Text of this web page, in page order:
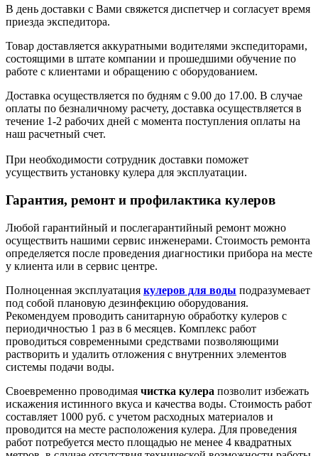
В день доставки с Вами свяжется диспетчер и согласует время
приезда экспедитора.
Товар доставляется аккуратными водителями экспедиторами,
состоящими в штате компании и прошедшими обучение по
работе с клиентами и обращению с оборудованием.
Доставка осуществляется по будням с 9.00 до 17.00. В случае
оплаты по безналичному расчету, доставка осуществляется в
течение 1-2 рабочих дней с момента поступления оплаты на
наш расчетный счет.
При необходимости сотрудник доставки поможет
усуществить установку кулера для эксплуатации.
Гарантия, ремонт и профилактика кулеров
Любой гарантийный и послегарантийный ремонт можно
осуществить нашими сервис инженерами. Стоимость ремонта
определяется после проведения диагностики прибора на месте
у клиента или в сервис центре.
Полноценная эксплуатация кулеров для воды подразумевает
под собой плановую дезинфекцию оборудования.
Рекомендуем проводить санитарную обработку кулеров с
периодичностью 1 раз в 6 месяцев. Комплекс работ
проводиться современными средствами позволяющими
растворить и удалить отложения с внутренних элементов
системы подачи воды.
Своевременно проводимая чистка кулера позволит избежать
искажения истинного вкуса и качества воды. Стоимость работ
составляет 1000 руб. с учетом расходных материалов и
проводится на месте расположения кулера. Для проведения
работ потребуется место площадью не менее 4 квадратных